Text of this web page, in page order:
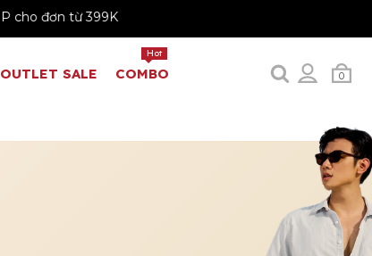
FREESHIP cho đơn từ 399K
0
OUTLET SALE COMBO
Hot